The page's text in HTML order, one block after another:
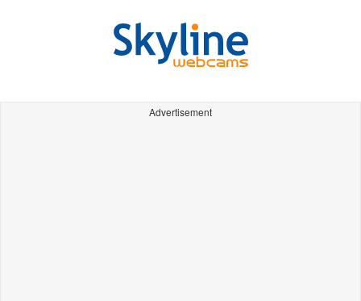
Advertisement